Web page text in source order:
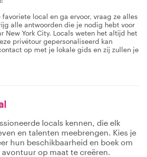
favoriete local en ga ervoor, vraag ze alles
alle antwoorden die je nodig hebt voor
New York City. Locals weten het altijd het
privétour gepersonaliseerd kan
op met je lokale gids en zij zullen je
locals kennen, die elk
en talenten meebrengen. Kies je
hun beschikbaarheid en boek om
op maat te creëren.